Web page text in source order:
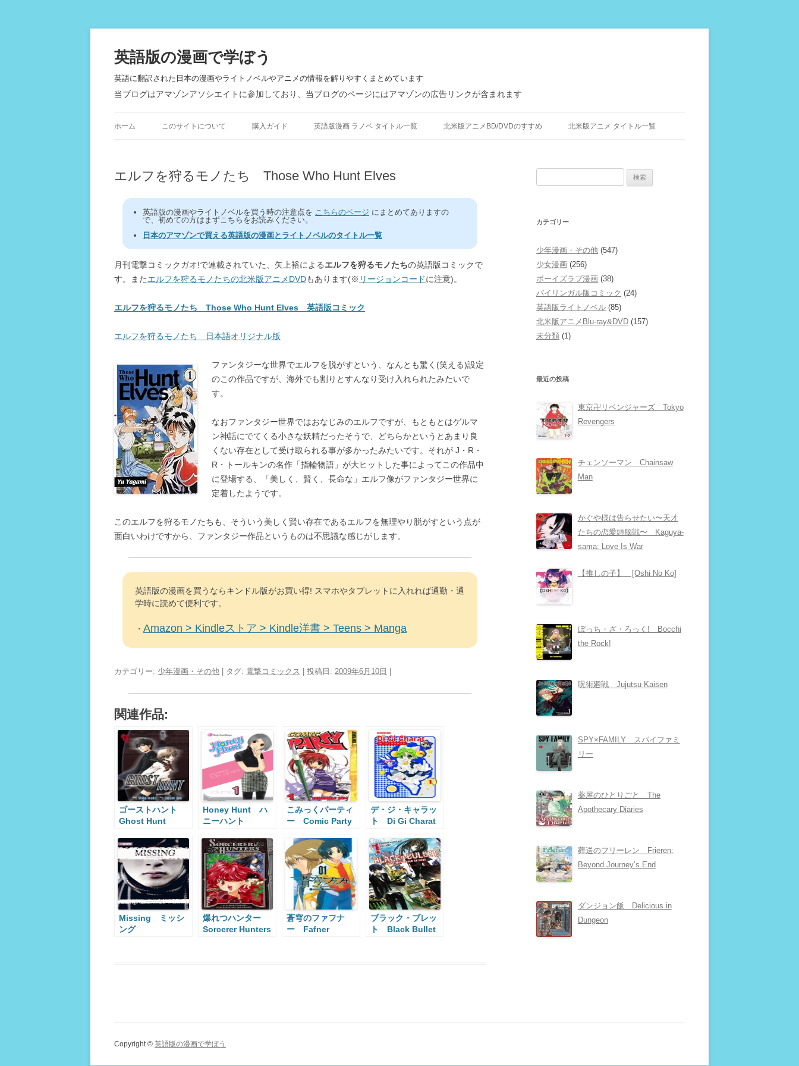
英語版の漫画で学ぼう
英語に翻訳された日本の漫画やライトノベルやアニメの情報を解りやすくまとめています
当ブログはアマゾンアソシエイトに参加しており、当ブログのページにはアマゾンの広告リンクが含まれます
ン
ホーム このサイトについて 購入ガイド 英語版漫画 ラノベ タイトル一覧 北米版アニメBD/DVDのすすめ 北米版アニメ タイトル一覧
エルフを狩るモノたち Those Who Hunt Elves
英語版の漫画やライトノベルを買う時の注意点を こちらのページ にまとめてありますの
で、初めての方はまずこちらをお読みください。
日本のアマゾンで買える英語版の漫画とライトノベルのタイトル一覧
月刊電撃コミックガオ!で連載されていた、矢上裕によるエルフを狩るモノたちの英語版コミックで
す。またエルフを狩るモノたちの北米版アニメDVDもあります(※ リージョンコードに注意)。
エルフを狩るモノたち Those Who Hunt Elves 英語版コミック
エルフを狩るモノたち 日本語オリジナル版
ファンタジーな世界でエルフを脱がすという、なんとも驚く(笑える)設定
のこの作品ですが、海外でも割りとすんなり受け入れられたみたいで
す。
なおファンタジー世界ではおなじみのエルフですが、もともとはゲルマ
ン神話にでてくる小さな妖精だったそうで、どちらかというとあまり良
くない存在として受け取られる事が多かったみたいです。それが J・R・
R・トールキンの名作「指輪物語」が大ヒットした事によってこの作品中
に登場する、「美しく、賢く、長命な」エルフ像がファンタジー世界に
定着したようです。
このエルフを狩るモノたちも、そういう美しく賢い存在であるエルフを無理やり脱がすという点が
面白いわけですから、ファンタジー作品というものは不思議な感じがします。
英語版の漫画を買うならキンドル版がお買い得! スマホやタブレットに入れれば通勤・通
学時に読めて便利です。
・ Amazon > Kindleストア > Kindle洋書 > Teens > Manga
カテゴリー: 少年漫画・その他 | タグ: 電撃コミックス | 投稿日: 2009年6月10日
関連作品:
ゴーストハント
Ghost Hunt
Honey Hunt ハ
ニーハント
こみっくパーティ
ー Comic Party
デ・ジ・キャラッ
ト Di Gi Charat
Missing ミッシ
ング
爆れつハンター
Sorcerer Hunters
蒼穹のファフナ
ー Fafner
ブラック・ブレッ
ト Black Bullet
カテゴリー
少年漫画・その他 (547)
少女漫画 (256)
ボーイズラブ漫画 (38)
バイリンガル版コミック (24)
英語版ライトノベル (85)
北米版アニメBlu-ray&DVD (157)
未分類 (1)
最近の投稿
東京卍リベンジャーズ Tokyo
Revengers
チェンソーマン Chainsaw
Man
かぐや様は告らせたい〜天才
たちの恋愛頭脳戦〜 Kaguya-
sama: Love Is War
【推しの子】 [Oshi No Ko]
ぼっち・ざ・ろっく! Bocchi
the Rock!
呪術廻戦 Jujutsu Kaisen
SPY×FAMILY スパイファミ
リー
薬屋のひとりごと The
Apothecary Diaries
葬送のフリーレン Frieren:
Beyond Journey’s End
ダンジョン飯 Delicious in
Dungeon
Copyright © 英語版の漫画で学ぼう